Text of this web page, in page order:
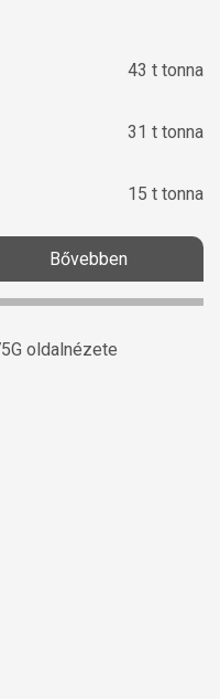
43 t tonna
31 t tonna
15 t tonna
Bővebben